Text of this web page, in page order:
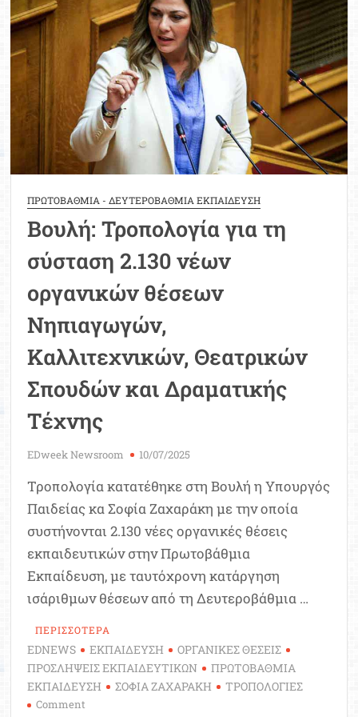
κενών
και
κατανομής
των
εκπαιδευτικών
ΠΡΩΤΟΒΑΘΜΙΑ - ΔΕΥΤΕΡΟΒΑΘΜΙΑ ΕΚΠΑΙΔΕΥΣΗ
Βουλή: Τροπολογία για τη
σύσταση 2.130 νέων
οργανικών θέσεων
Νηπιαγωγών,
Καλλιτεχνικών, Θεατρικών
Σπουδών και Δραματικής
Τέχνης
EDweek Newsroom 10/07/2025
Τροπολογία κατατέθηκε στη Βουλή η Υπουργός
Παιδείας κα Σοφία Ζαχαράκη με την οποία
συστήνονται 2.130 νέες οργανικές θέσεις
εκπαιδευτικών στην Πρωτοβάθμια
Εκπαίδευση, με ταυτόχρονη κατάργηση
ισάριθμων θέσεων από τη Δευτεροβάθμια …
ΠΕΡΙΣΣΟΤΕΡΑ
EDNEWS ΕΚΠΑΙΔΕΥΣΗ
ΟΡΓΑΝΙΚΕΣ ΘΕΣΕΙΣ
ΠΡΟΣΛΗΨΕΙΣ ΕΚΠΑΙΔΕΥΤΙΚΩΝ
ΠΡΩΤΟΒΑΘΜΙΑ
ΕΚΠΑΙΔΕΥΣΗ
ΣΟΦΙΑ ΖΑΧΑΡΑΚΗ ΤΡΟΠΟΛΟΓΙΕΣ
Comment